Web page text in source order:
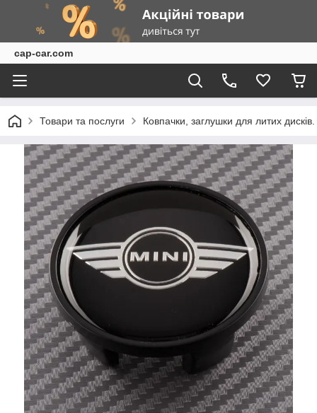
cap-car.com
Товари та послуги Ковпачки, заглушки для литих дисків.